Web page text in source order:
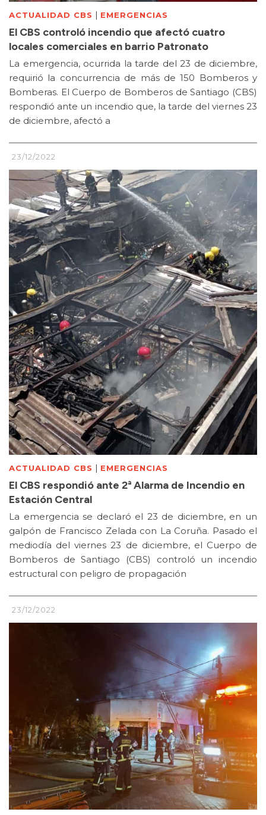
ACTUALIDAD CBS | EMERGENCIAS
El CBS controló incendio que afectó cuatro
locales comerciales en barrio Patronato
La emergencia, ocurrida la tarde del 23 de diciembre,
requirió la concurrencia de más de 150 Bomberos y
Bomberas. El Cuerpo de Bomberos de Santiago (CBS)
respondió ante un incendio que, la tarde del viernes 23
de diciembre, afectó a
23/12/2022
ACTUALIDAD CBS | EMERGENCIAS
El CBS respondió ante 2ª Alarma de Incendio en
Estación Central
La emergencia se declaró el 23 de diciembre, en un
galpón de Francisco Zelada con La Coruña. Pasado el
mediodía del viernes 23 de diciembre, el Cuerpo de
Bomberos de Santiago (CBS) controló un incendio
estructural con peligro de propagación
23/12/2022